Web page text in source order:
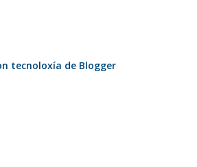
tecnoloxía de Blogger